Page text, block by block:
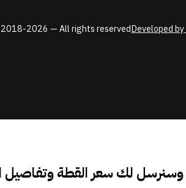
2026 — All rights reservedDeveloped by
وسنرسل لك سعر القطة